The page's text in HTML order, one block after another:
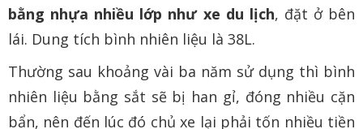
bằng nhựa nhiều lớp như xe du lịch, đặt ở bên
lái. Dung tích bình nhiên liệu là 38L.
Thường sau khoảng vài ba năm sử dụng thì bình
nhiên liệu bằng sắt sẽ bị han gỉ, đóng nhiều cặn
bẩn, nên đến lúc đó chủ xe lại phải tốn nhiều tiền